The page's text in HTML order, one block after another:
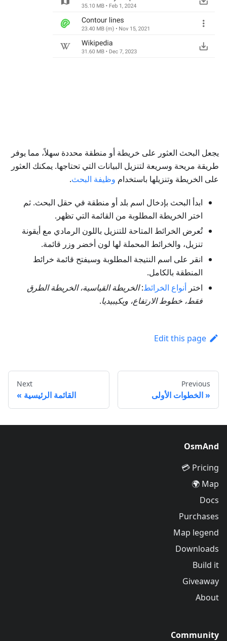
يجعل البحث العثور على خريطة أو منطقة محددة سهلاً، مما يوفر
طريقة مريحة وسريعة لتنزيل البيانات التي تحتاجها. يمكنك العثور
على الخريطة وتنزيلها باستخدام وظيفة البحث.
ابدأ البحث بإدخال اسم بلد أو منطقة في حقل البحث. ثم
اختر الخريطة المطلوبة من القائمة التي تظهر.
تُعرض الخرائط المتاحة للتنزيل باللون الرمادي مع أيقونة
تنزيل، والخرائط المحملة لها لون أخضر وزر قائمة.
انقر على اسم النتيجة المطلوبة وسيفتح قائمة خرائط
المنطقة بالكامل.
اختر أنواع الخرائط:الخريطة القياسية، الخريطة الطرق
فقط، خطوط الارتفاع، ويكيبيديا.
Edit this page
Previous
الخطوات الأولى
Next
القائمة الرئيسية
OsmAnd
Pricing 💳
Map 🌍
Docs
Purchases
Map legend
Downloads
Build it
Giveaway
About
Community